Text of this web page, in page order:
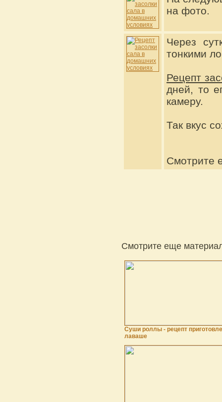
на фото.
Через
тонкими
Рецепт
дней, то
камеру.
Так вкус
Смотрите
Смотрите еще
Суши роллы - рецепт
лаваше